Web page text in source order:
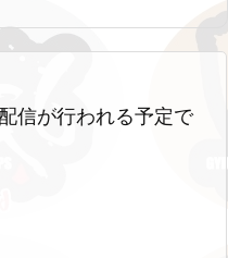
信が行われる予定で